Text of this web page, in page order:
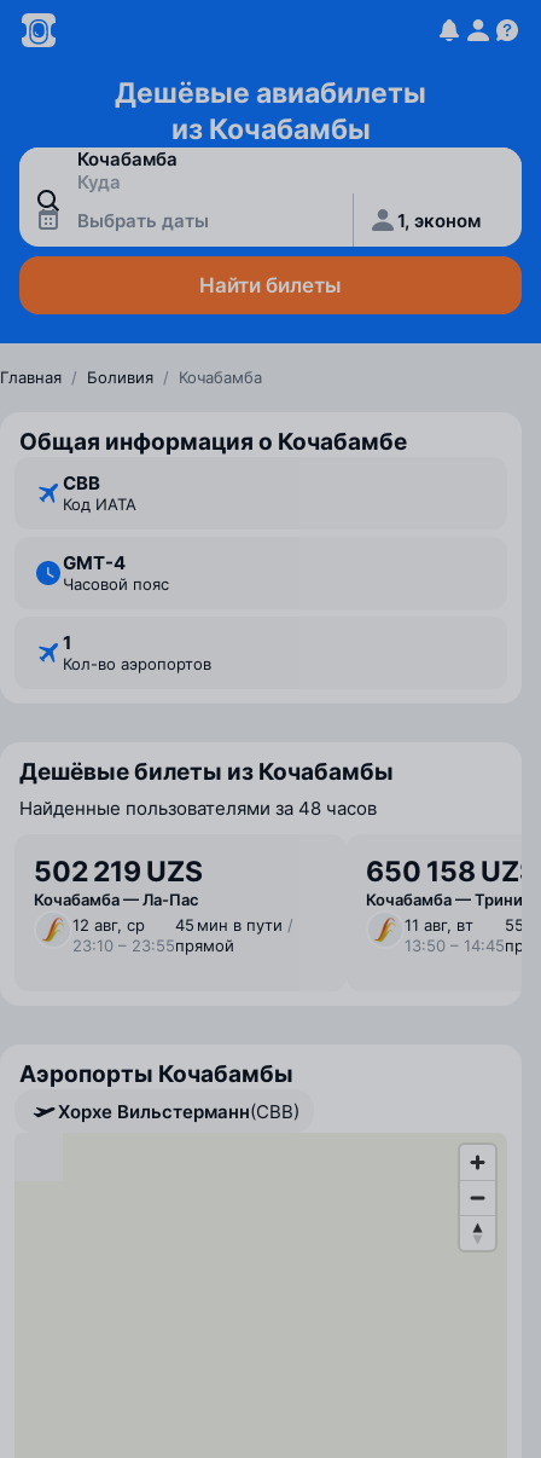
Дешёвые авиабилеты
из Кочабамбы
Выбрать даты 1, эконом
Найти билеты
Главная / Боливия / Кочабамба
Общая информация о Кочабамбе
CBB
Код ИАТА
GMT-4
Часовой пояс
1
Кол-во аэропортов
Дешёвые билеты из Кочабамбы
Найденные пользователями за 48 часов
502 219 UZS
Кочабамба — Ла-Пас
12 авг, ср
23:10 – 23:55
45 мин в пути /
прямой
650 158 UZS
Кочабамба —
11 авг, вт
13:50 – 14:45
55
Аэропорты Кочабамбы
Хорхе Вильстерманн(CBB)